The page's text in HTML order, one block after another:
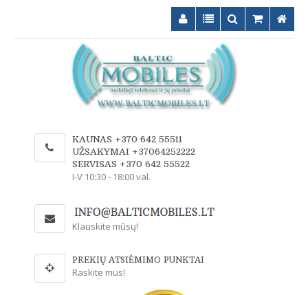
KAUNAS +370 642 55511
UŽSAKYMAI +37064252222
SERVISAS +370 642 55522
I-V 10:30 - 18:00 val.
Klauskite mūsų!
PREKIŲ ATSIĖMIMO PUNKTAI
Raskite mus!